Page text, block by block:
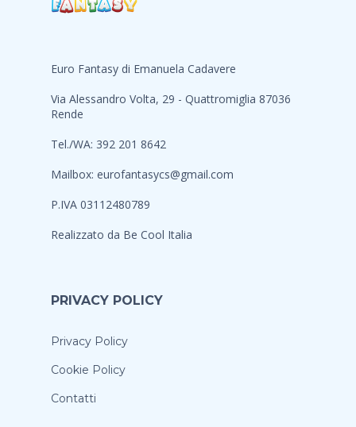
Euro Fantasy di Emanuela Cadavere
Via Alessandro Volta, 29 - Quattromiglia 87036
Rende
Tel./WA: 392 201 8642
Mailbox: eurofantasycs@gmail.com
P.IVA 03112480789
Realizzato da Be Cool Italia
PRIVACY POLICY
Privacy Policy
Cookie Policy
Contatti